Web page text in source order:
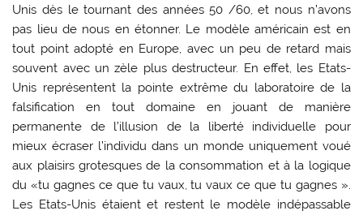
Unis dès le tournant des années 50 /60, et nous n’avons
pas lieu de nous en étonner. Le modèle américain est en
tout point adopté en Europe, avec un peu de retard mais
souvent avec un zèle plus destructeur. En effet, les Etats-
Unis représentent la pointe extrême du laboratoire de la
falsification en tout domaine en jouant de manière
permanente de l’illusion de la liberté individuelle pour
mieux écraser l’individu dans un monde uniquement voué
aux plaisirs grotesques de la consommation et à la logique
du «tu gagnes ce que tu vaux, tu vaux ce que tu gagnes ».
Les Etats-Unis étaient et restent le modèle indépassable